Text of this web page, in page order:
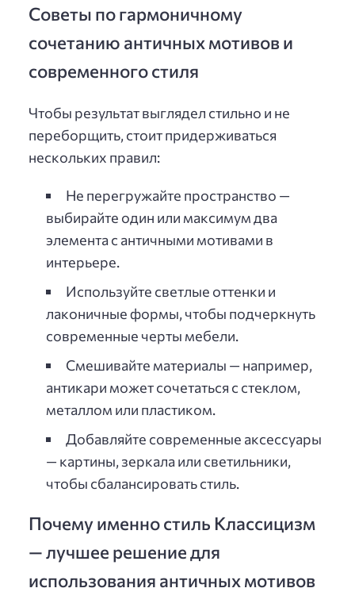
Советы по гармоничному
сочетанию античных мотивов и
современного стиля
Чтобы результат выглядел стильно и не
переборщить, стоит придерживаться
нескольких правил:
Не перегружайте пространство —
выбирайте один или максимум два
элемента с античными мотивами в
интерьере.
Используйте светлые оттенки и
лаконичные формы, чтобы подчеркнуть
современные черты мебели.
Смешивайте материалы — например,
антикари может сочетаться с стеклом,
металлом или пластиком.
Добавляйте современные аксессуары
— картины, зеркала или светильники,
чтобы сбалансировать стиль.
Почему именно стиль Классицизм
— лучшее решение для
использования античных мотивов